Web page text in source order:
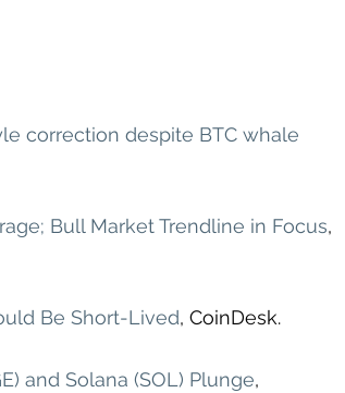
correction despite BTC whale
Bull Market Trendline in Focus,
Be Short-Lived, CoinDesk.
and Solana (SOL) Plunge,